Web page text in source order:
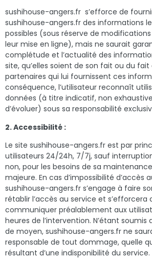
sushihouse-angers.fr s’efforce de
sushihouse-angers.fr des informations
possibles (sous réserve de
leur mise en ligne), mais ne saurait
complétude et l’actualité des
site, qu’elles soient de son fait ou du fait
partenaires qui lui fournissent ces
conséquence, l’utilisateur reconnaît
données (à titre indicatif, non
d’évoluer) sous sa responsabilité
2. Accessibilité :
Le site sushihouse-angers.fr est par
utilisateurs 24/24h, 7/7j, sauf
non, pour les besoins de sa
majeure. En cas d’impossibilité d’accès
sushihouse-angers.fr s’engage à faire
rétablir l’accès au service et s’efforcera
communiquer préalablement aux
heures de l’intervention. N’étant soumis
de moyen, sushihouse-angers.fr ne
responsable de tout dommage, quelle
résultant d’une indisponibilité du service.